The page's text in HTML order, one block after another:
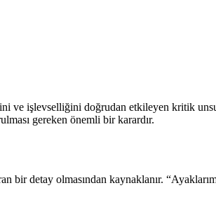
ve işlevselliğini doğrudan etkileyen kritik
gereken önemli bir karardır.
detay olmasından kaynaklanır.